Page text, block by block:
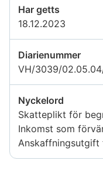
Har getts
18.12.2023
Diarienummer
VH/3039/
Nyckelord
Skatteplikt för
Inkomst som
Anskaffningsutgift